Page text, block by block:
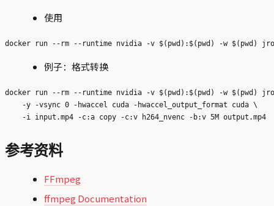
使用
例子：格式转换
docker run --rm --runtime nvidia -v $(pwd):$(pwd) -w $(pwd)
    -y -vsync 0 -hwaccel cuda -hwaccel_output_format cuda \
参考资料
FFmpeg
ffmpeg Documentation